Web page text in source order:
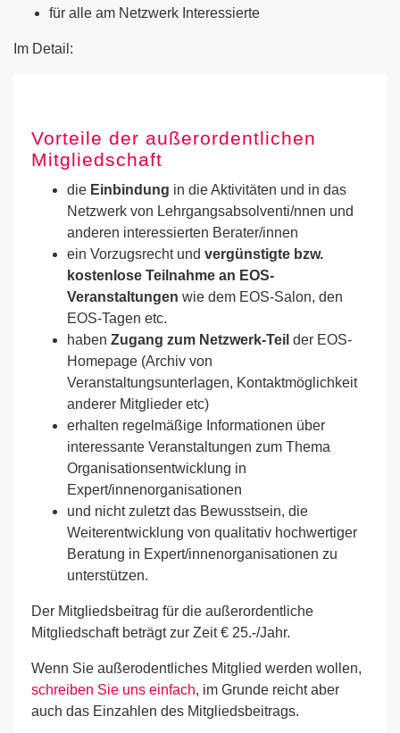
für alle am Netzwerk Interessierte
Im Detail:
Vorteile der außerordentlichen
Mitgliedschaft
die Einbindung in die Aktivitäten und in das
Netzwerk von Lehrgangsabsolventi/nnen und
anderen interessierten Berater/innen
ein Vorzugsrecht und vergünstigte bzw.
kostenlose Teilnahme an EOS-
Veranstaltungen wie dem EOS-Salon, den
EOS-Tagen etc.
haben Zugang zum Netzwerk-Teil der EOS-
Homepage (Archiv von
Veranstaltungsunterlagen, Kontaktmöglichkeit
anderer Mitglieder etc)
erhalten regelmäßige Informationen über
interessante Veranstaltungen zum Thema
Organisationsentwicklung in
Expert/innenorganisationen
und nicht zuletzt das Bewusstsein, die
Weiterentwicklung von qualitativ hochwertiger
Beratung in Expert/innenorganisationen zu
unterstützen.
Der Mitgliedsbeitrag für die außerordentliche
Mitgliedschaft beträgt zur Zeit € 25.-/Jahr.
Wenn Sie außerodentliches Mitglied werden wollen,
schreiben Sie uns einfach, im Grunde reicht aber
auch das Einzahlen des Mitgliedsbeitrags.